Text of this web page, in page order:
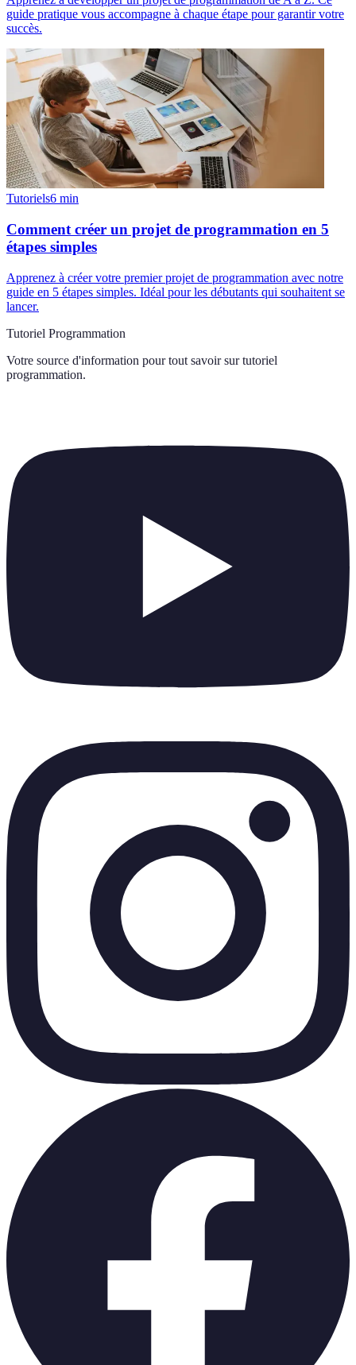
guide pratique vous accompagne à chaque étape pour garantir votre
succès.
Tutoriels6 min
Comment créer un projet de programmation en 5
étapes simples
Apprenez à créer votre premier projet de programmation avec notre
guide en 5 étapes simples. Idéal pour les débutants qui souhaitent se
lancer.
Tutoriel Programmation
Votre source d'information pour tout savoir sur tutoriel
programmation.